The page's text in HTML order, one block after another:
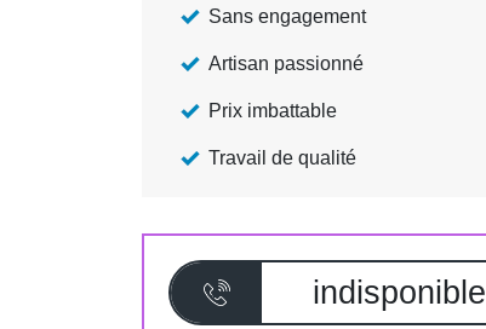
Sans engagement
Artisan passionné
Prix imbattable
Travail de qualité
indisponible